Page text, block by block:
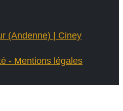
(Andenne) | Ciney
- Mentions légales